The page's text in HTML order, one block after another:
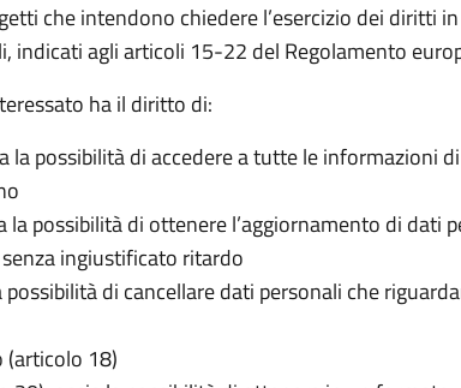
che intendono chiedere l’esercizio dei diritti
indicati agli articoli 15-22 del Regolamento
ha il diritto di:
la possibilità di accedere a tutte le informazioni
possibilità di ottenere l’aggiornamento di dati
ingiustificato ritardo
di cancellare dati personali che
18)